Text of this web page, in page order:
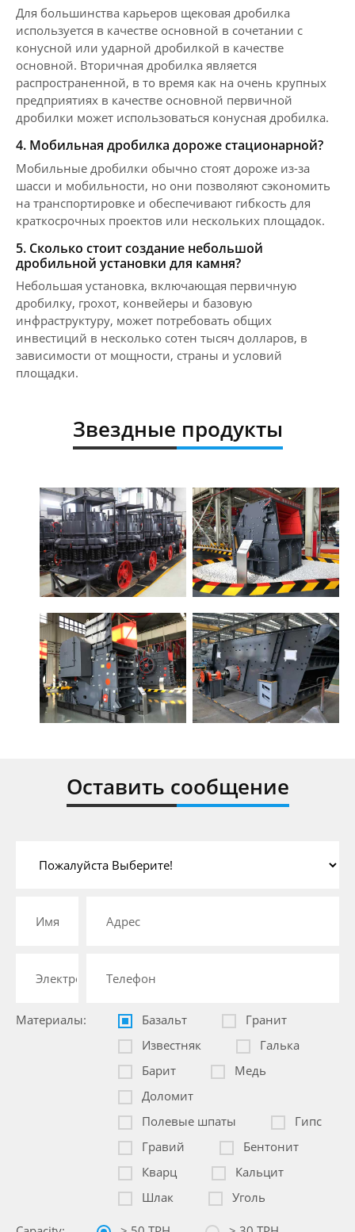
Для большинства карьеров щековая дробилка
используется в качестве основной в сочетании с
конусной или ударной дробилкой в ​​качестве
основной. Вторичная дробилка является
распространенной, в то время как на очень крупных
предприятиях в качестве основной первичной
дробилки может использоваться конусная дробилка.
4. Мобильная дробилка дороже стационарной?
Мобильные дробилки обычно стоят дороже из-за
шасси и мобильности, но они позволяют сэкономить
на транспортировке и обеспечивают гибкость для
краткосрочных проектов или нескольких площадок.
5. Сколько стоит создание небольшой
дробильной установки для камня?
Небольшая установка, включающая первичную
дробилку, грохот, конвейеры и базовую
инфраструктуру, может потребовать общих
инвестиций в несколько сотен тысяч долларов, в
зависимости от мощности, страны и условий
площадки.
Звездные продукты
Оставить сообщение
Материалы: Базальт
Гранит
Известняк
Галька
Барит
Медь
Доломит
Полевые шпаты
Гипс
Гравий
Бентонит
Кварц
Кальцит
Шлак
Уголь